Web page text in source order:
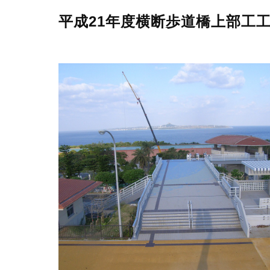
平成21年度横断歩道橋上部工